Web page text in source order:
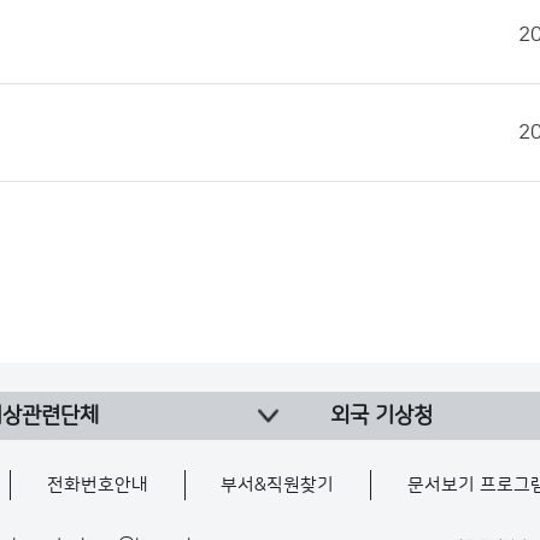
관련단체 외국 기상청
전화번호안내 부서&직원찾기 문서보기 프로그